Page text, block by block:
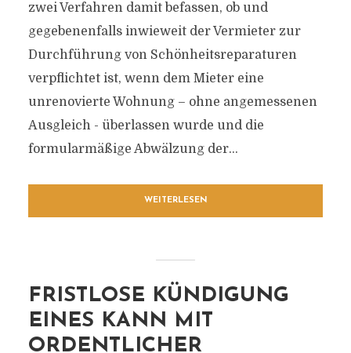
zwei Verfahren damit befassen, ob und
gegebenenfalls inwieweit der Vermieter zur
Durchführung von Schönheitsreparaturen
verpflichtet ist, wenn dem Mieter eine
unrenovierte Wohnung – ohne angemessenen
Ausgleich - überlassen wurde und die
formularmäßige Abwälzung der...
WEITERLESEN
FRISTLOSE KÜNDIGUNG
EINES KANN MIT
ORDENTLICHER